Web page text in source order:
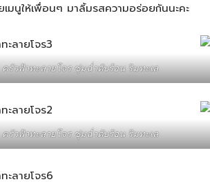
มนูให้เพื่อนๆ มาลิ้มรสความอร่อยกันนะคะ
ครัวฟ้าทะลายโจร ชุ่มฉ่ำตับร้อน ริมทะเล
ครัวฟ้าทะลายโจร ชุ่มฉ่ำตับร้อน ริมทะเล